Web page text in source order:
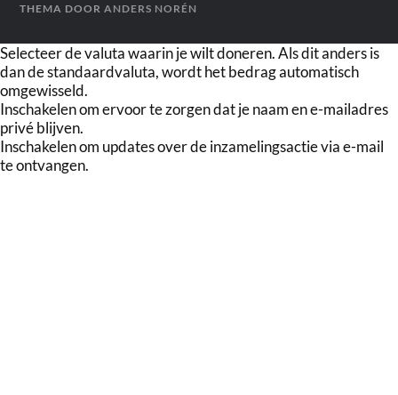
THEMA DOORANDERS NORÉN
Selecteer de valuta waarin je wilt doneren. Als dit anders is
dan de standaardvaluta, wordt het bedrag automatisch
omgewisseld.
Inschakelen om ervoor te zorgen dat je naam en e-mailadres
privé blijven.
Inschakelen om updates over de inzamelingsactie via e-mail
te ontvangen.